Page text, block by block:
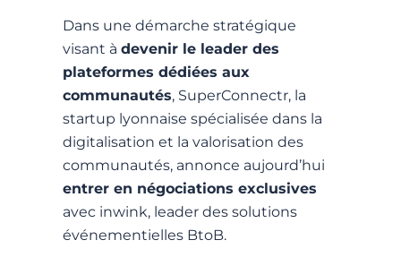
Dans une démarche stratégique
visant à devenir le leader des
plateformes dédiées aux
communautés, SuperConnectr, la
startup lyonnaise spécialisée dans la
digitalisation et la valorisation des
communautés, annonce aujourd’hui
entrer en négociations exclusives
avec inwink, leader des solutions
événementielles BtoB.